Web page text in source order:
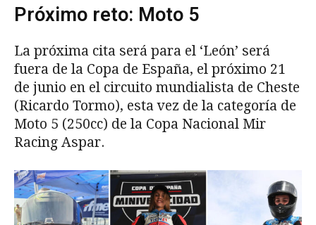
Próximo reto: Moto 5
La próxima cita será para el ‘León’ será
fuera de la Copa de España, el próximo 21
de junio en el circuito mundialista de Cheste
(Ricardo Tormo), esta vez de la categoría de
Moto 5 (250cc) de la Copa Nacional Mir
Racing Aspar.